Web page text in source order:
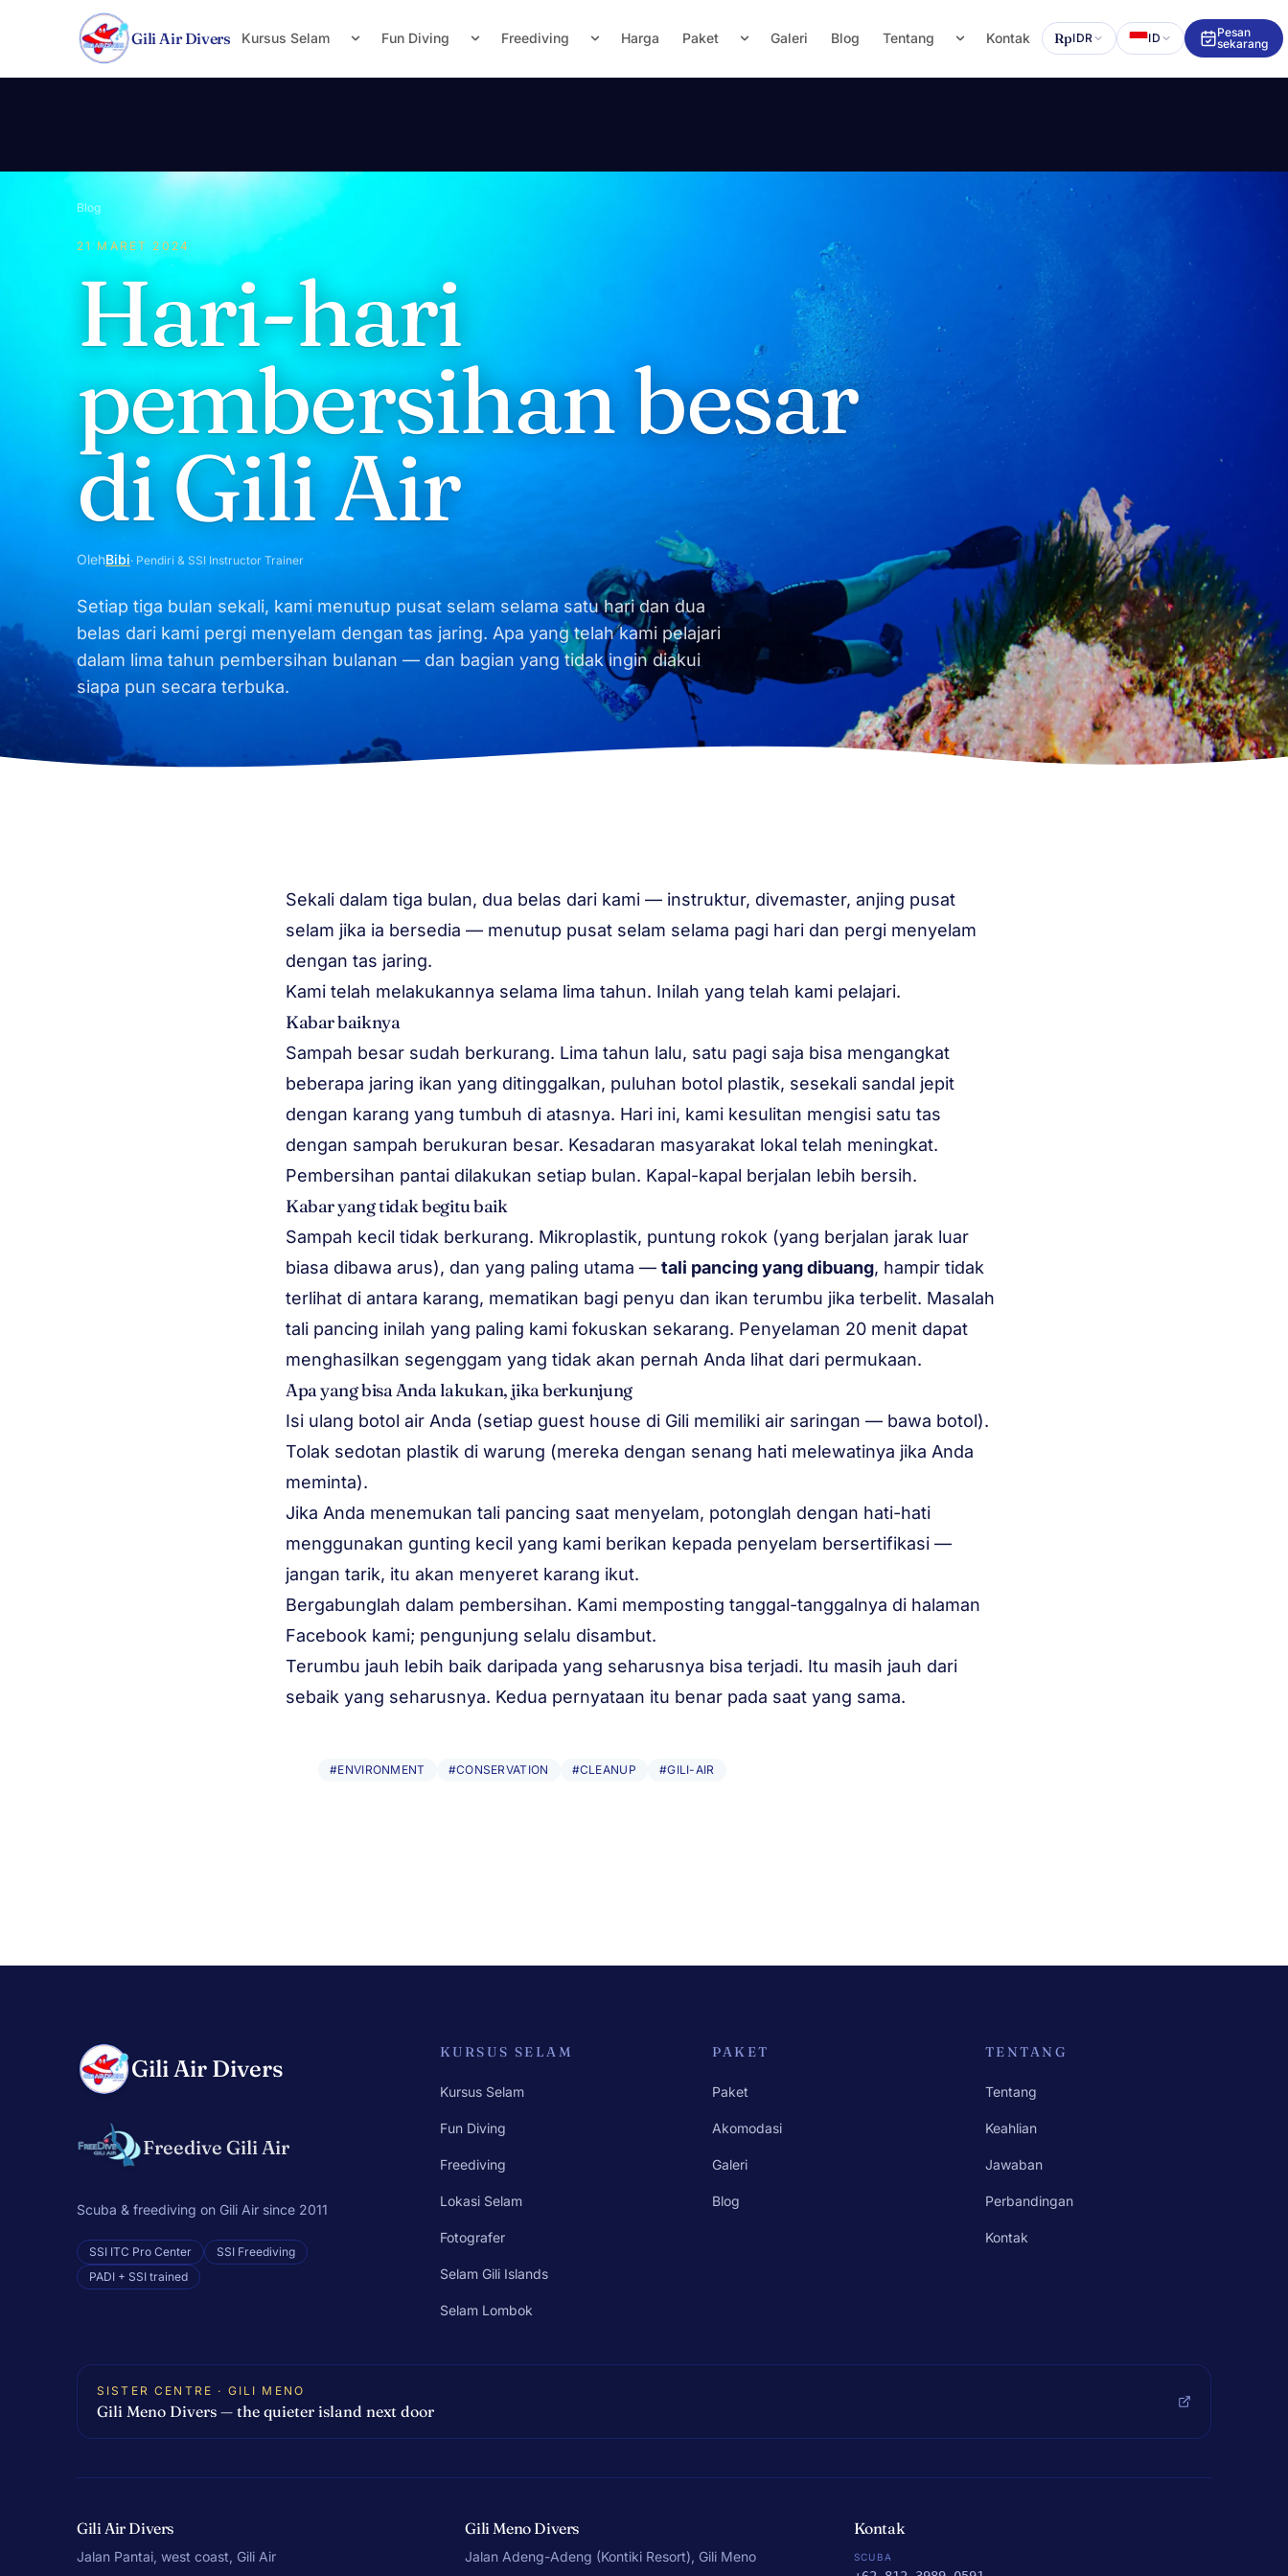
Lewati ke konten
Gili Air Divers
Kursus Selam Fun Diving Freediving Harga Paket Galeri Blog Tentang Kontak RpIDR ID
Pesan
sekarang
Blog
21 MARET 2024
Hari-hari
pembersihan besar
di Gili Air
OlehBibi· Pendiri & SSI Instructor Trainer
Setiap tiga bulan sekali, kami menutup pusat selam selama satu hari dan dua
belas dari kami pergi menyelam dengan tas jaring. Apa yang telah kami pelajari
dalam lima tahun pembersihan bulanan — dan bagian yang tidak ingin diakui
siapa pun secara terbuka.
Sekali dalam tiga bulan, dua belas dari kami — instruktur, divemaster, anjing pusat
selam jika ia bersedia — menutup pusat selam selama pagi hari dan pergi menyelam
dengan tas jaring.
Kami telah melakukannya selama lima tahun. Inilah yang telah kami pelajari.
Kabar baiknya
Sampah besar sudah berkurang. Lima tahun lalu, satu pagi saja bisa mengangkat
beberapa jaring ikan yang ditinggalkan, puluhan botol plastik, sesekali sandal jepit
dengan karang yang tumbuh di atasnya. Hari ini, kami kesulitan mengisi satu tas
dengan sampah berukuran besar. Kesadaran masyarakat lokal telah meningkat.
Pembersihan pantai dilakukan setiap bulan. Kapal-kapal berjalan lebih bersih.
Kabar yang tidak begitu baik
Sampah kecil tidak berkurang. Mikroplastik, puntung rokok (yang berjalan jarak luar
biasa dibawa arus), dan yang paling utama — tali pancing yang dibuang, hampir tidak
terlihat di antara karang, mematikan bagi penyu dan ikan terumbu jika terbelit. Masalah
tali pancing inilah yang paling kami fokuskan sekarang. Penyelaman 20 menit dapat
menghasilkan segenggam yang tidak akan pernah Anda lihat dari permukaan.
Apa yang bisa Anda lakukan, jika berkunjung
Isi ulang botol air Anda (setiap guest house di Gili memiliki air saringan — bawa botol).
Tolak sedotan plastik di warung (mereka dengan senang hati melewatinya jika Anda
meminta).
Jika Anda menemukan tali pancing saat menyelam, potonglah dengan hati-hati
menggunakan gunting kecil yang kami berikan kepada penyelam bersertifikasi —
jangan tarik, itu akan menyeret karang ikut.
Bergabunglah dalam pembersihan. Kami memposting tanggal-tanggalnya di halaman
Facebook kami; pengunjung selalu disambut.
Terumbu jauh lebih baik daripada yang seharusnya bisa terjadi. Itu masih jauh dari
sebaik yang seharusnya. Kedua pernyataan itu benar pada saat yang sama.
#ENVIRONMENT #CONSERVATION #CLEANUP #GILI-AIR
Gili Air Divers
Freedive Gili Air
Scuba & freediving on Gili Air since 2011
SSI ITC Pro Center
SSI Freediving
PADI + SSI trained
KURSUS SELAM
Kursus Selam
Fun Diving
Freediving
Lokasi Selam
Fotografer
Selam Gili Islands
Selam Lombok
PAKET
Paket
Akomodasi
Galeri
Blog
TENTANG
Tentang
Keahlian
Jawaban
Perbandingan
Kontak
SISTER CENTRE · GILI MENO
Gili Meno Divers — the quieter island next door
Gili Air Divers
Jalan Pantai, west coast, Gili Air
Gili Meno Divers
Jalan Adeng-Adeng (Kontiki Resort), Gili Meno
Kontak
SCUBA